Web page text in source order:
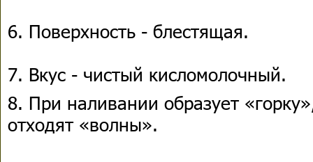
6. Поверхность - блестящая.
7. Вкус - чистый кисломолочный.
8. При наливании образует
отходят «волны».